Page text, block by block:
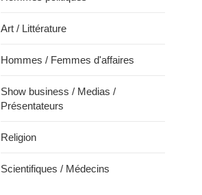
Art / Littérature
Hommes / Femmes d'affaires
Show business / Medias /
Présentateurs
Religion
Scientifiques / Médecins